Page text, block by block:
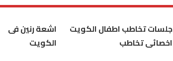
جلسات تخاطب اطفال الكويت
اخصائى تخاطب
اشعة رنين فى
الكويت